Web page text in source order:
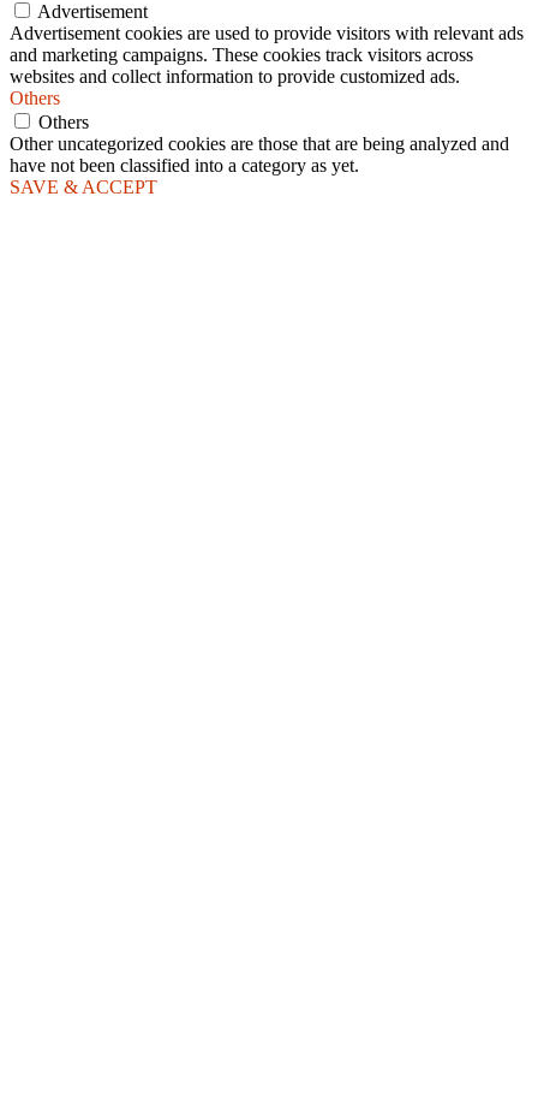
Advertisement
Advertisement cookies are used to provide visitors with relevant ads
and marketing campaigns. These cookies track visitors across
websites and collect information to provide customized ads.
Others
Others
Other uncategorized cookies are those that are being analyzed and
have not been classified into a category as yet.
SAVE & ACCEPT